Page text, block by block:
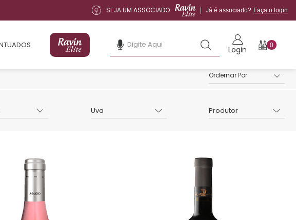
SEJA UM ASSOCIADO Já é associado? Faça o login
Login 0
Uva Produtor